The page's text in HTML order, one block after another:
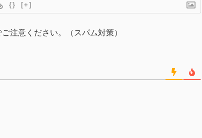
{} [+]
注意ください。（スパム対策）